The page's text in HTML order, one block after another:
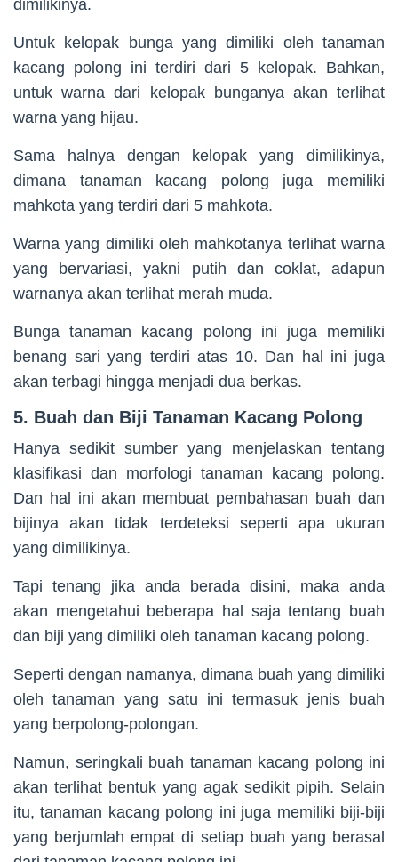
dimilikinya.
Untuk kelopak bunga yang dimiliki oleh tanaman
kacang polong ini terdiri dari 5 kelopak. Bahkan,
untuk warna dari kelopak bunganya akan terlihat
warna yang hijau.
Sama halnya dengan kelopak yang dimilikinya,
dimana tanaman kacang polong juga memiliki
mahkota yang terdiri dari 5 mahkota.
Warna yang dimiliki oleh mahkotanya terlihat warna
yang bervariasi, yakni putih dan coklat, adapun
warnanya akan terlihat merah muda.
Bunga tanaman kacang polong ini juga memiliki
benang sari yang terdiri atas 10. Dan hal ini juga
akan terbagi hingga menjadi dua berkas.
5. Buah dan Biji Tanaman Kacang Polong
Hanya sedikit sumber yang menjelaskan tentang
klasifikasi dan morfologi tanaman kacang polong.
Dan hal ini akan membuat pembahasan buah dan
bijinya akan tidak terdeteksi seperti apa ukuran
yang dimilikinya.
Tapi tenang jika anda berada disini, maka anda
akan mengetahui beberapa hal saja tentang buah
dan biji yang dimiliki oleh tanaman kacang polong.
Seperti dengan namanya, dimana buah yang dimiliki
oleh tanaman yang satu ini termasuk jenis buah
yang berpolong-polongan.
Namun, seringkali buah tanaman kacang polong ini
akan terlihat bentuk yang agak sedikit pipih. Selain
itu, tanaman kacang polong ini juga memiliki biji-biji
yang berjumlah empat di setiap buah yang berasal